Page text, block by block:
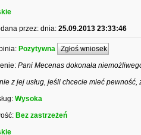
przez: dnia: 25.09.2013 23:33:46
Pozytywna Zgłoś wniosek
Pani Mecenas dokonała
z jej usług, jeśli chcecie mieć
Wysoka
Bez zastrzeżeń